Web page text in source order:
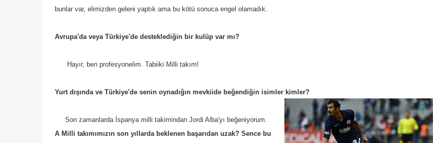
bunlar var, elimizden geleni yaptık ama bu kötü sonuca engel olamadık.
Avrupa'da veya Türkiye'de desteklediğin bir kulüp var mı?
Hayır, ben profesyonelim. Tabiiki Milli takım!
Yurt dışında ve Türkiye'de senin oynadığın mevkiide beğendiğin isimler kimler?
Son zamanlarda İspanya milli takimindan Jordi Alba'yı beğeniyorum.
A Milli takımımızın son yıllarda beklenen başarıdan uzak? Sence bu